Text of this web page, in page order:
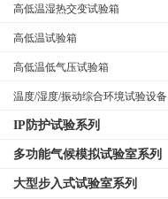
高低温湿热交变试验箱
高低温试验箱
高低温低气压试验箱
温度/湿度/振动综合环境试验设备
IP防护试验系列
多功能气候模拟试验室系列
大型步入式试验室系列